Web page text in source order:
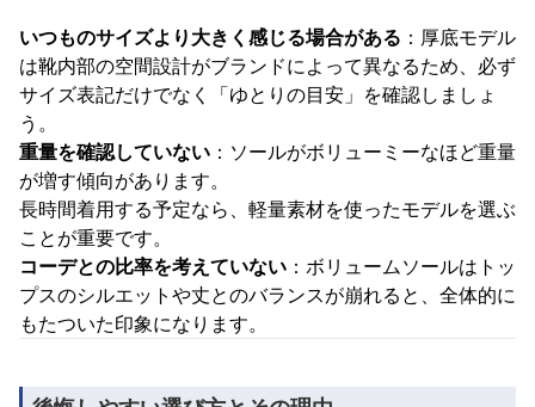
いつものサイズより大きく感じる場合がある ：厚底モデル
は靴内部の空間設計がブランドによって異なるため、必ず
サイズ表記だけでなく「ゆとりの目安」を確認しましょ
う。
重量を確認していない ：ソールがボリューミーなほど重量
が増す傾向があります。
長時間着用する予定なら、軽量素材を使ったモデルを選ぶ
ことが重要です。
コーデとの比率を考えていない ：ボリュームソールはトッ
プスのシルエットや丈とのバランスが崩れると、全体的に
もたついた印象になります。